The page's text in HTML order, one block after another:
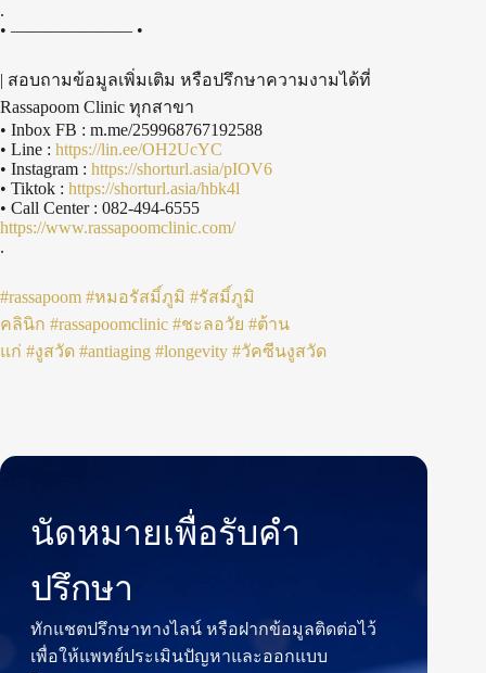
.
• ——————— •
| สอบถามข้อมูลเพิ่มเติม หรือปรึกษาความงามได้ที่
Rassapoom Clinic ทุกสาขา
• Inbox FB : m.me/259968767192588
• Line : https://lin.ee/OH2UcYC
• Instagram : https://shorturl.asia/pIOV6
• Tiktok : https://shorturl.asia/hbk4l
• Call Center : 082-494-6555
https://www.rassapoomclinic.com/
.
#rassapoom #หมอรัสมิ์ภูมิ #รัสมิ์ภูมิ
คลินิก #rassapoomclinic #ชะลอวัย #ต้าน
แก่ #งูสวัด #antiaging #longevity #วัคซีนงูสวัด
นัดหมายเพื่อรับคำ
ปรึกษา
ทักแชตปรึกษาทางไลน์ หรือฝากข้อมูลติดต่อไว้
เพื่อให้แพทย์ประเมินปัญหาและออกแบบ